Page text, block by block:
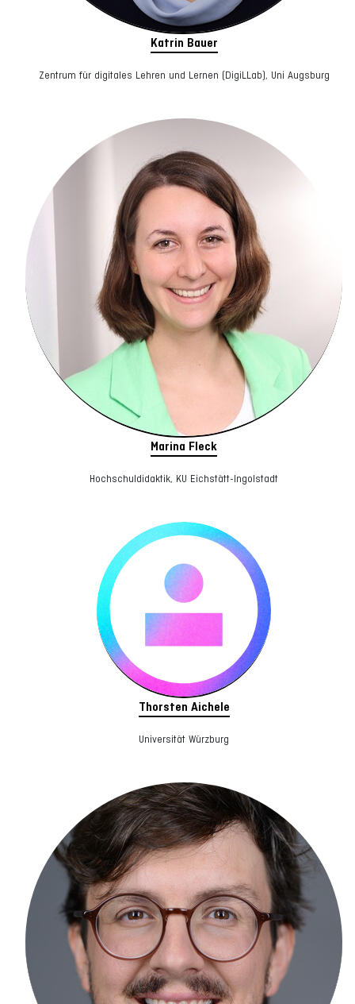
Katrin Bauer
Zentrum für digitales Lehren und Lernen (DigiLLab), Uni Augsburg
Marina Fleck
Hochschuldidaktik, KU Eichstätt-Ingolstadt
Thorsten Aichele
Universität Würzburg